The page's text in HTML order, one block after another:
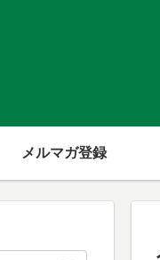
メルマガ登録